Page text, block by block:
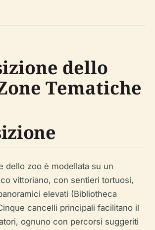
dello
Tematiche
dello zoo è modellata su un
vittoriano, con sentieri tortuosi,
elevati (Bibliotheca
cancelli principali facilitano il
ognuno con percorsi suggeriti